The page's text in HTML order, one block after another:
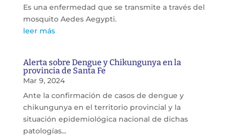
Es una enfermedad que se transmite a través del
mosquito Aedes Aegypti.
leer más
Alerta sobre Dengue y Chikungunya en la
provincia de Santa Fe
Mar 9, 2024
Ante la confirmación de casos de dengue y
chikungunya en el territorio provincial y la
situación epidemiológica nacional de dichas
patologías...